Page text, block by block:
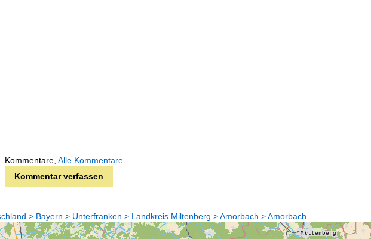
Kommentare, Alle Kommentare
Kommentar verfassen
> Bayern > Unterfranken > Landkreis Miltenberg > Amorbach > Amorbach